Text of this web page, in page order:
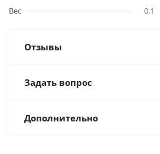
Вес
0.1
Отзывы
Задать вопрос
Дополнительно